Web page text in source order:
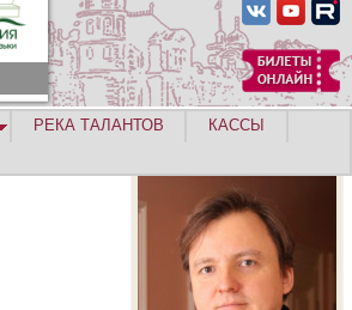
РЕКА ТАЛАНТОВ
КАССЫ